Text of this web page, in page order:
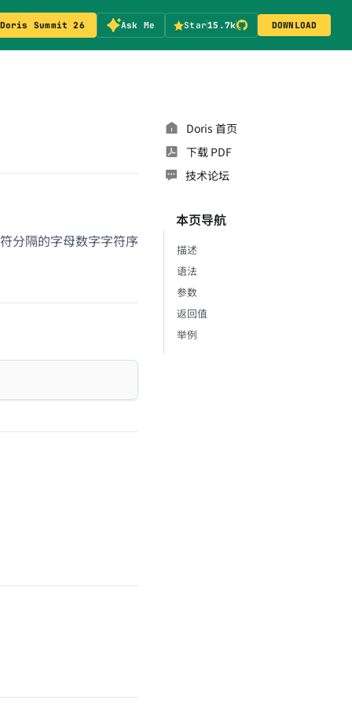
Doris Summit 26 Ask Me Star15.7k DOWNLOAD
分隔的字母数字字符序
Doris 首页
下载 PDF
技术论坛
本页导航
描述
语法
参数
返回值
举例